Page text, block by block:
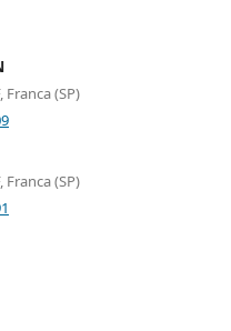
(SP)
(SP)